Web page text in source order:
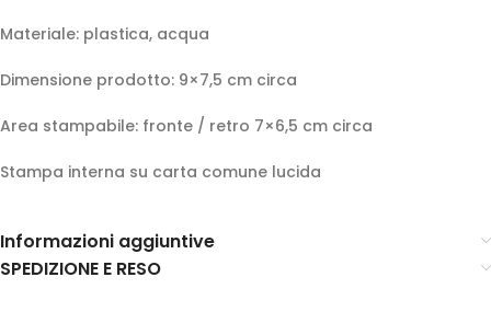
Materiale: plastica, acqua
Dimensione prodotto: 9×7,5 cm circa
Area stampabile: fronte / retro 7×6,5 cm circa
Stampa interna su carta comune lucida
Informazioni aggiuntive
SPEDIZIONE E RESO